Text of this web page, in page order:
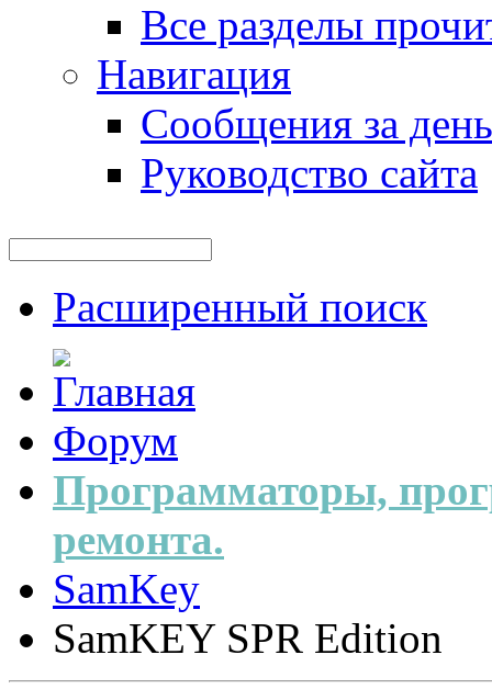
Все разделы
Навигация
Сообщения за день
Руководство сайта
Расширенный поиск
Форум
Программаторы,
ремонта.
SamKey
SamKEY SPR Edition